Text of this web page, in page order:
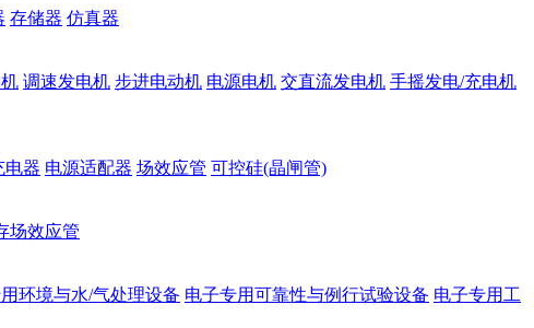
存储器 仿真器
调速发电机 步进电动机 电源电机 交直流发电机 手摇发电/充电机
电器 电源适配器 场效应管 可控硅(晶闸管)
场效应管
环境与水/气处理设备 电子专用可靠性与例行试验设备 电子专用工